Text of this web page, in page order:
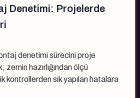
Denetimi: Projelerde
denetimi sürecini proje
hazırlığından ölçü
kontrollerden sık yapılan hatalara